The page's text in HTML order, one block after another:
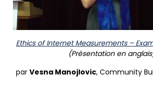
Ethics of Internet Measurements –
(Présentation en
par Vesna Manojlovic, Community